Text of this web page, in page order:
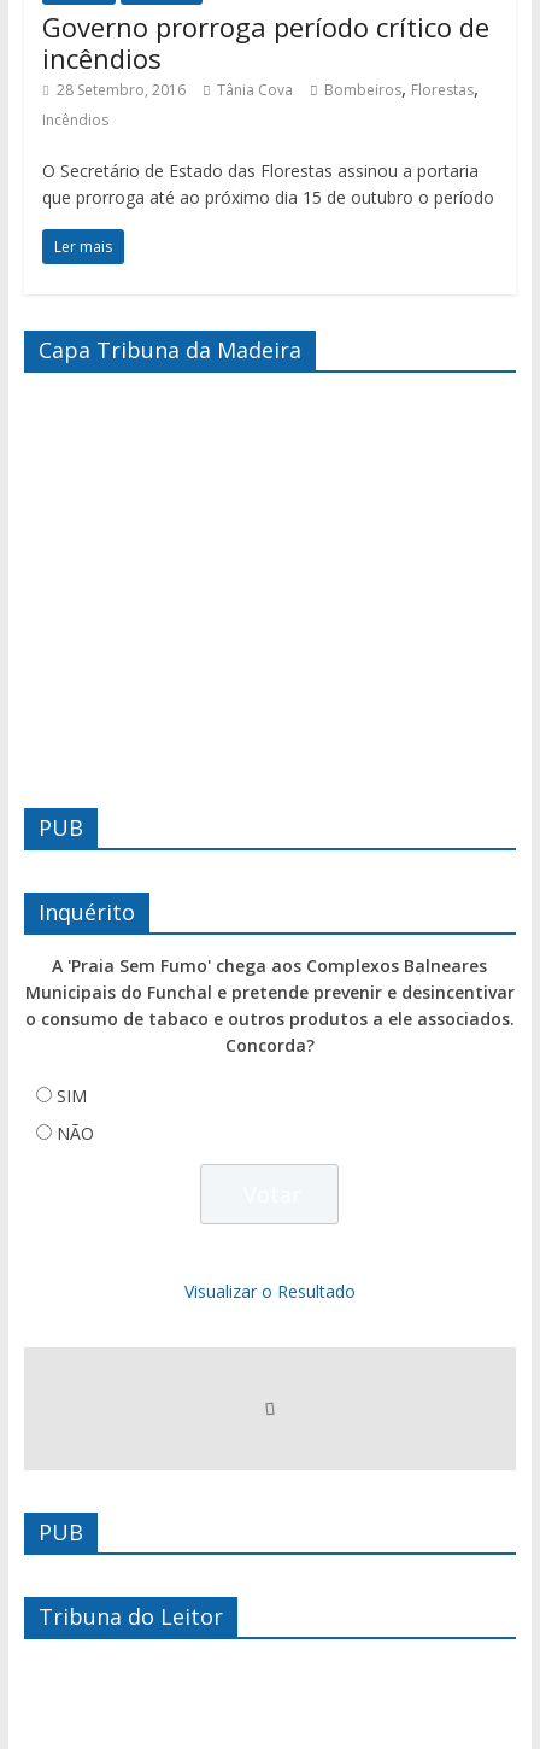
Governo prorroga período crítico de
incêndios
28 Setembro, 2016 Tânia Cova Bombeiros, Florestas,
Incêndios
O Secretário de Estado das Florestas assinou a portaria
que prorroga até ao próximo dia 15 de outubro o período
Ler mais
Capa Tribuna da Madeira
PUB
Inquérito
A 'Praia Sem Fumo' chega aos Complexos Balneares
Municipais do Funchal e pretende prevenir e desincentivar
o consumo de tabaco e outros produtos a ele associados.
Concorda?
SIM
NÃO
Visualizar o Resultado
PUB
Tribuna do Leitor